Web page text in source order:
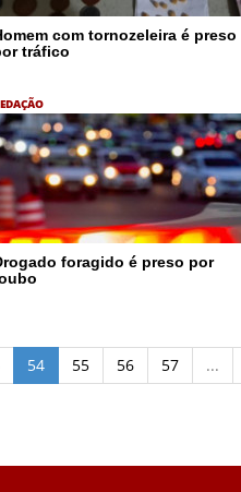
com tornozeleira é preso
tráfico
foragido é preso por
54 55 56 57 ...